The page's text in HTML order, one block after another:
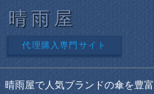
晴雨屋
代理購入専門サイト
晴雨屋で人気ブランドの傘を豊